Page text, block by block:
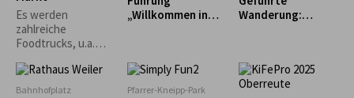
statt.*
Es werden
zahlreiche
Foodtrucks, u.a.
asiatisch und vieles
mehr erwartet.
„Willkommen in
Wanderung:
Bahnhofplatz Pfarrer-Kneipp-Park